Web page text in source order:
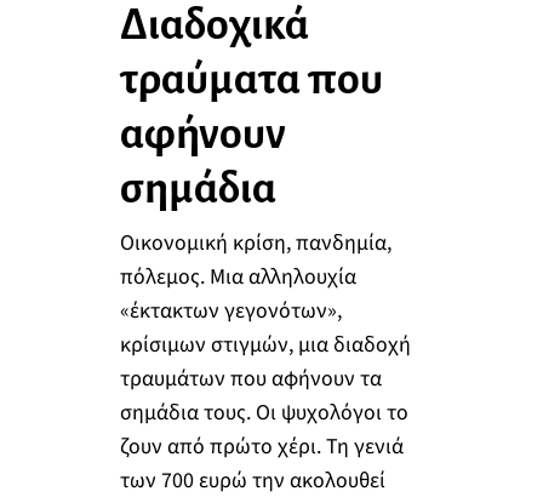
Διαδοχικά
τραύματα που
αφήνουν
σημάδια
Οικονομική κρίση, πανδημία,
πόλεμος. Μια αλληλουχία
«έκτακτων γεγονότων»,
κρίσιμων στιγμών, μια διαδοχή
τραυμάτων που αφήνουν τα
σημάδια τους. Οι ψυχολόγοι το
ζουν από πρώτο χέρι. Τη γενιά
των 700 ευρώ την ακολουθεί